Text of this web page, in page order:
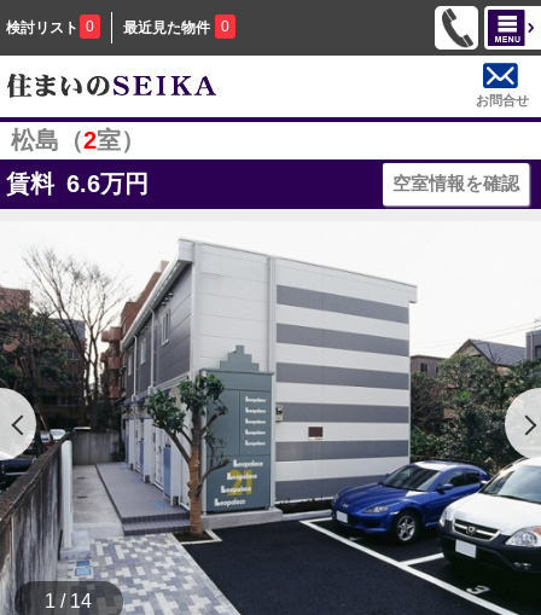
検討リスト 0 最近見た物件 0
お問合せ
松島（2室）
賃料 6.6万円 空室情報を確認
1 / 14